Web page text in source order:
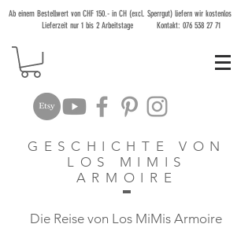
Ab einem Bestellwert von CHF 150.- in CH (excl. Sperrgut) liefern wir kostenlos
Lieferzeit nur 1 bis 2 Arbeitstage Kontakt: 076 538 27 71
GESCHICHTE VON
LOS MIMIS
ARMOIRE
Die Reise von Los MiMis Armoire